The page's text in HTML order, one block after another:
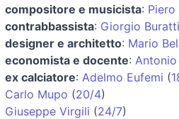
compositore e musicista: Piero
contrabbassista: Giorgio Buratti
designer e architetto: Mario
economista e docente:
ex calciatore: Adelmo Eufemi (
Carlo Mupo (20/4)
Giuseppe Virgili (24/7)